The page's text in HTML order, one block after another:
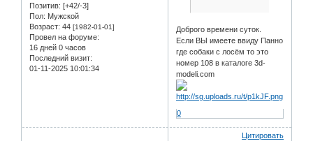
Позитив: [+42/-3]
Пол: Мужской
Возраст: 44 [1982-01-01]
Провел на форуме:
16 дней 0 часов
Последний визит:
01-11-2025 10:01:34
Доброго времени суток.
Если ВЫ имеете ввиду Панно
где собаки с лосём то это
номер 108 в каталоге 3d-
modeli.com
0
Цитировать